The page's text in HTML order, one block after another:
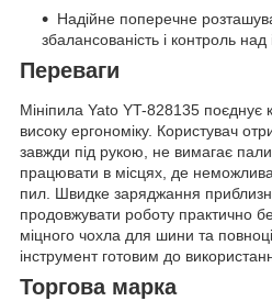
Надійне поперечне
збалансованість і контроль над
Переваги
Мініпила Yato YT-828135 поєднує
високу ергономіку. Користувач
завжди під рукою, не вимагає
працювати в місцях, де
пил. Швидке заряджання
продовжувати роботу практично
міцного чохла для шини та
інструмент готовим до
Торгова марка